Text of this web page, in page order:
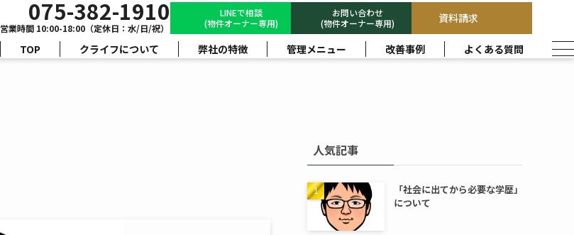
075-382-1910
営業時間 10:00-18:00（定休日：水/日/祝）
LINEで相談
(物件オーナー専用)
お問い合わせ
(物件オーナー専用)
資料請求
TOP クライフについて 弊社の特徴 管理メニュー 改善事例 よくある質問
人気記事
「社会に出てから必要な学歴」
について